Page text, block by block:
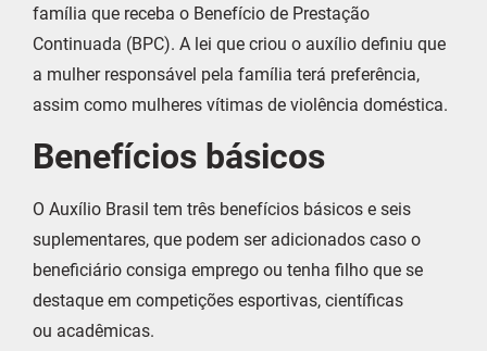
família que receba o Benefício de Prestação
Continuada (BPC). A lei que criou o auxílio definiu que
a mulher responsável pela família terá preferência,
assim como mulheres vítimas de violência doméstica.
Benefícios básicos
O Auxílio Brasil tem três benefícios básicos e seis
suplementares, que podem ser adicionados caso o
beneficiário consiga emprego ou tenha filho que se
destaque em competições esportivas, científicas
ou acadêmicas.